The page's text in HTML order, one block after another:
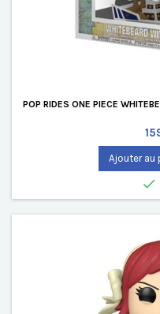
POP RIDES ONE PIECE
Ajouter au
